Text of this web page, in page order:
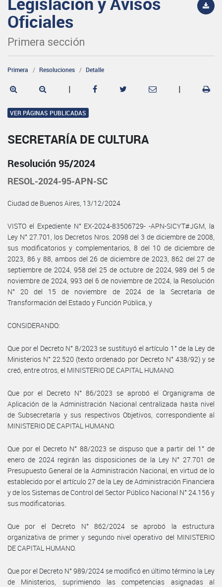
Oficiales
Primera sección
Primera Resoluciones Detalle
| |
VER PÁGINAS PUBLICADAS
SECRETARÍA DE CULTURA
Resolución 95/2024
RESOL-2024-95-APN-SC
Ciudad de Buenos Aires, 13/12/2024
VISTO el Expediente N° EX-2024-83506729- -APN-SICYT#JGM, la
Ley N° 27.701, los Decretos Nros. 2098 del 3 de diciembre de 2008,
sus modificatorios y complementarios, 8 del 10 de diciembre de
2023, 86 y 88, ambos del 26 de diciembre de 2023, 862 del 27 de
septiembre de 2024, 958 del 25 de octubre de 2024, 989 del 5 de
noviembre de 2024, 993 del 6 de noviembre de 2024, la Resolución
N° 20 del 15 de noviembre de 2024 de la Secretaría de
Transformación del Estado y Función Pública, y
CONSIDERANDO:
Que por el Decreto N° 8/2023 se sustituyó el artículo 1° de la Ley de
Ministerios N° 22.520 (texto ordenado por Decreto N° 438/92) y se
creó, entre otros, el MINISTERIO DE CAPITAL HUMANO.
Que por el Decreto N° 86/2023 se aprobó el Organigrama de
Aplicación de la Administración Nacional centralizada hasta nivel
de Subsecretaría y sus respectivos Objetivos, correspondiente al
MINISTERIO DE CAPITAL HUMANO.
Que por el Decreto N° 88/2023 se dispuso que a partir del 1° de
enero de 2024 regirán las disposiciones de la Ley N° 27.701 de
Presupuesto General de la Administración Nacional, en virtud de lo
establecido por el artículo 27 de la Ley de Administración Financiera
y de los Sistemas de Control del Sector Público Nacional N° 24.156 y
sus modificatorias.
Que por el Decreto N° 862/2024 se aprobó la estructura
organizativa de primer y segundo nivel operativo del MINISTERIO
DE CAPITAL HUMANO.
Que por el Decreto N° 989/2024 se modificó en último término la Ley
de Ministerios, suprimiendo las competencias asignadas al